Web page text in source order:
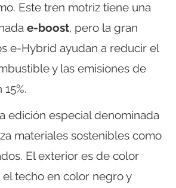
Este tren motriz tiene una
e-boost, pero la gran
e-Hybrid ayudan a reducir el
y las emisiones de
edición especial denominada
materiales sostenibles como
El exterior es de color
techo en color negro y